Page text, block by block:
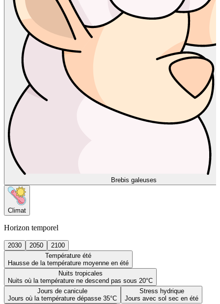
Brebis galeuses
Climat
Horizon temporel
2030 2050
2100
Température été
Hausse de la température moyenne en été
Nuits tropicales
Nuits où la température ne descend pas sous 20°C
Jours de canicule
Jours où la température dépasse 35°C
Stress hydrique
Jours avec sol sec en été